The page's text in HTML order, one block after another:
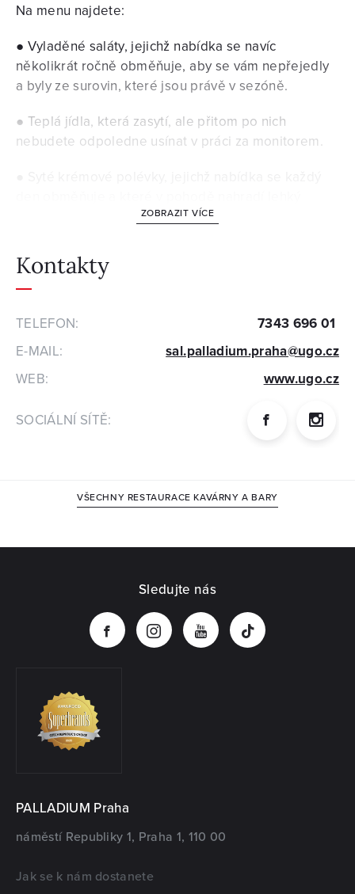
Na menu najdete:
● Vyladěné saláty, jejichž nabídka se navíc
několikrát ročně obměňuje, aby se vám nepřejedly
a byly ze surovin, které jsou právě v sezóně.
● Teplá jídla, která zasytí, ale přitom po nich
nebudete odpoledne usínat v práci za monitorem.
● Svačinky a lehké obědy s sebou v podobě
nápaditých wrapů, sytých luštěninových salátků
v krabičkách, chia pudinky s ovocem a tvarohovo-
● Širokou nabídku čerstvých na objednávku
nic jiného než ovoce. Ani stopa vody, ani stopa
ZOBRAZIT VÍCE
Kontakty
TELEFON:
7343 696 01
E-MAIL:
sal.palladium.praha@ugo.cz
WEB:
www.ugo.cz
SOCIÁLNÍ SÍTĚ:
VŠECHNY RESTAURACE KAVÁRNY A BARY
PALLADIUM Praha
náměstí Republiky 1, Praha 1, 110 00
Jak se k nám dostanete
Sledujte nás